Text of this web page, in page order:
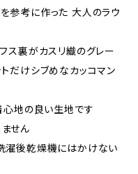
参考に作った 大人のラウ
ス裏がカスリ織のグレー
だけシブめなカッコマン
心地の良い生地です
せん
濯後乾燥機にはかけない